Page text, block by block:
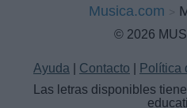
Musica.com
© 2026
Ayuda Contacto
Política
Las letras disponibles